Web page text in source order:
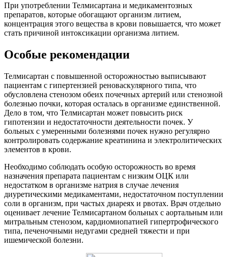
При употреблении Телмисартана и медикаментозных
препаратов, которые обогащают организм литием,
концентрация этого вещества в крови повышается, что может
стать причиной интоксикации организма литием.
Особые рекомендации
Телмисартан с повышенной осторожностью выписывают
пациентам с гипертензией реноваскулярного типа, что
обусловлена стенозом обеих почечных артерий или стенозной
болезнью почки, которая осталась в организме единственной.
Дело в том, что Телмисартан может повысить риск
гипотензии и недостаточности деятельности почек. У
больных с умеренными болезнями почек нужно регулярно
контролировать содержание креатинина и электролитических
элементов в крови.
Необходимо соблюдать особую осторожность во время
назначения препарата пациентам с низким ОЦК или
недостатком в организме натрия в случае лечения
диуретическими медикаментами, недостаточном поступлении
соли в организм, при частых диареях и рвотах. Врач отдельно
оценивает лечение Телмисартаном больных с аортальным или
митральным стенозом, кардиомиопатией гипертрофического
типа, печеночными недугами средней тяжести и при
ишемической болезни.